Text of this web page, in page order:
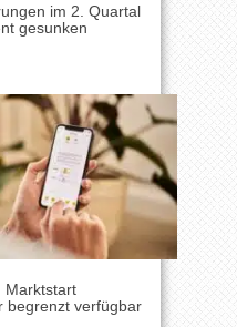
im 2. Quartal
gesunken
Marktstart
begrenzt verfügbar